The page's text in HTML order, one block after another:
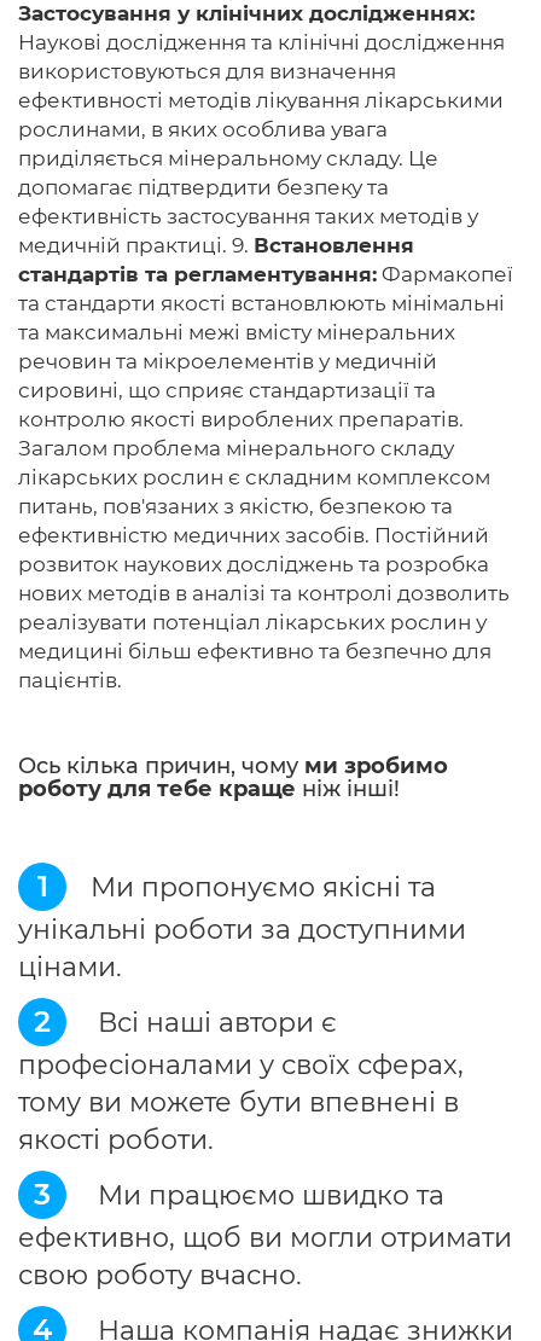
Застосування у клінічних дослідженнях:
Наукові дослідження та клінічні дослідження
використовуються для визначення
ефективності методів лікування лікарськими
рослинами, в яких особлива увага
приділяється мінеральному складу. Це
допомагає підтвердити безпеку та
ефективність застосування таких методів у
медичній практиці. 9. Встановлення
стандартів та регламентування: Фармакопеї
та стандарти якості встановлюють мінімальні
та максимальні межі вмісту мінеральних
речовин та мікроелементів у медичній
сировині, що сприяє стандартизації та
контролю якості вироблених препаратів.
Загалом проблема мінерального складу
лікарських рослин є складним комплексом
питань, пов'язаних з якістю, безпекою та
ефективністю медичних засобів. Постійний
розвиток наукових досліджень та розробка
нових методів в аналізі та контролі дозволить
реалізувати потенціал лікарських рослин у
медицині більш ефективно та безпечно для
пацієнтів.
Ось кілька причин, чому ми зробимо
роботу для тебе краще ніж інші!
1
Ми пропонуємо якісні та
унікальні роботи за доступними
цінами.
2
Всі наші автори є
професіоналами у своїх сферах,
тому ви можете бути впевнені в
якості роботи.
3
Ми працюємо швидко та
ефективно, щоб ви могли отримати
свою роботу вчасно.
4 Наша компанія надає знижки